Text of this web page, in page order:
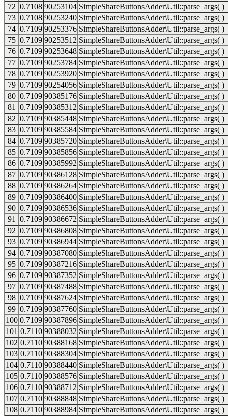
72 0.7108 90253104 SimpleShareButtonsAdder\Util::parse_args( )
73 0.7108 90253240 SimpleShareButtonsAdder\Util::parse_args( )
74 0.7109 90253376 SimpleShareButtonsAdder\Util::parse_args( )
75 0.7109 90253512 SimpleShareButtonsAdder\Util::parse_args( )
76 0.7109 90253648 SimpleShareButtonsAdder\Util::parse_args( )
77 0.7109 90253784 SimpleShareButtonsAdder\Util::parse_args( )
78 0.7109 90253920 SimpleShareButtonsAdder\Util::parse_args( )
79 0.7109 90254056 SimpleShareButtonsAdder\Util::parse_args( )
80 0.7109 90385176 SimpleShareButtonsAdder\Util::parse_args( )
81
0.7109 90385312 SimpleShareButtonsAdder\Util::parse_args( )
82 0.7109 90385448 SimpleShareButtonsAdder\Util::parse_args( )
83 0.7109 90385584 SimpleShareButtonsAdder\Util::parse_args( )
84 0.7109 90385720 SimpleShareButtonsAdder\Util::parse_args( )
85 0.7109 90385856 SimpleShareButtonsAdder\Util::parse_args( )
86 0.7109 90385992 SimpleShareButtonsAdder\Util::parse_args( )
87 0.7109 90386128 SimpleShareButtonsAdder\Util::parse_args( )
88 0.7109 90386264 SimpleShareButtonsAdder\Util::parse_args( )
89 0.7109 90386400 SimpleShareButtonsAdder\Util::parse_args( )
90 0.7109 90386536 SimpleShareButtonsAdder\Util::parse_args( )
91
0.7109 90386672 SimpleShareButtonsAdder\Util::parse_args( )
92 0.7109 90386808 SimpleShareButtonsAdder\Util::parse_args( )
93 0.7109 90386944 SimpleShareButtonsAdder\Util::parse_args( )
94 0.7109 90387080 SimpleShareButtonsAdder\Util::parse_args( )
95 0.7109 90387216 SimpleShareButtonsAdder\Util::parse_args( )
96 0.7109 90387352 SimpleShareButtonsAdder\Util::parse_args( )
97 0.7109 90387488 SimpleShareButtonsAdder\Util::parse_args( )
98 0.7109 90387624 SimpleShareButtonsAdder\Util::parse_args( )
99 0.7109 90387760 SimpleShareButtonsAdder\Util::parse_args( )
100 0.7109 90387896 SimpleShareButtonsAdder\Util::parse_args( )
101 0.7110 90388032 SimpleShareButtonsAdder\Util::parse_args( )
102 0.7110 90388168 SimpleShareButtonsAdder\Util::parse_args( )
103 0.7110 90388304 SimpleShareButtonsAdder\Util::parse_args( )
104 0.7110 90388440 SimpleShareButtonsAdder\Util::parse_args( )
105 0.7110 90388576 SimpleShareButtonsAdder\Util::parse_args( )
106 0.7110 90388712 SimpleShareButtonsAdder\Util::parse_args( )
107 0.7110 90388848 SimpleShareButtonsAdder\Util::parse_args( )
108 0.7110 90388984 SimpleShareButtonsAdder\Util::parse_args( )